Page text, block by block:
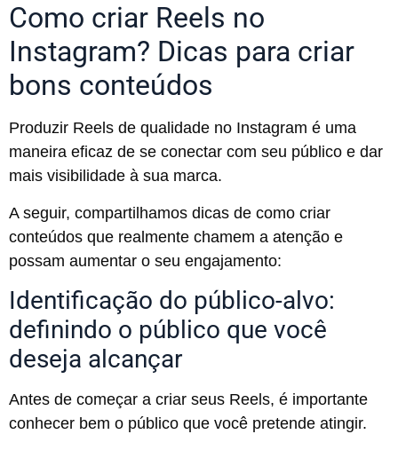
Como criar Reels no
Instagram? Dicas para criar
bons conteúdos
Produzir Reels de qualidade no Instagram é uma
maneira eficaz de se conectar com seu público e dar
mais visibilidade à sua marca.
A seguir, compartilhamos dicas de como criar
conteúdos que realmente chamem a atenção e
possam aumentar o seu engajamento:
Identificação do público-alvo:
definindo o público que você
deseja alcançar
Antes de começar a criar seus Reels, é importante
conhecer bem o público que você pretende atingir.